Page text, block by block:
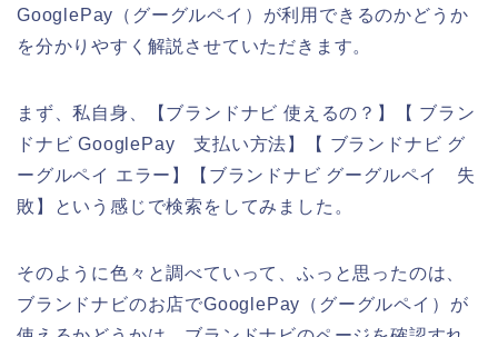
GooglePay（グーグルペイ）が利用できるのかどうか
を分かりやすく解説させていただきます。
まず、私自身、【ブランドナビ 使えるの？】【 ブラン
ドナビ GooglePay 支払い方法】【 ブランドナビ グ
ーグルペイ エラー】【ブランドナビ グーグルペイ 失
敗】という感じで検索をしてみました。
そのように色々と調べていって、ふっと思ったのは、
ブランドナビのお店でGooglePay（グーグルペイ）が